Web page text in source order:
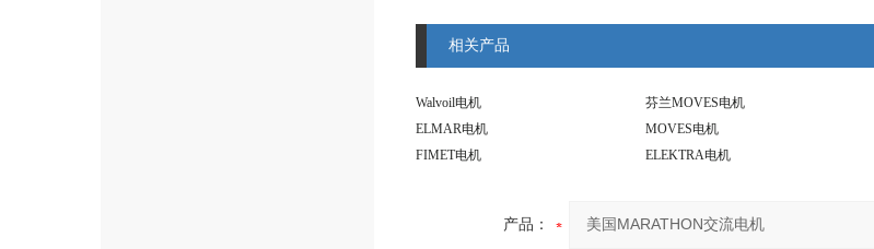
相关产品
Walvoil电机 芬兰MOVES电机
ELMAR电机
MOVES电机
FIMET电机
ELEKTRA电机
产品：